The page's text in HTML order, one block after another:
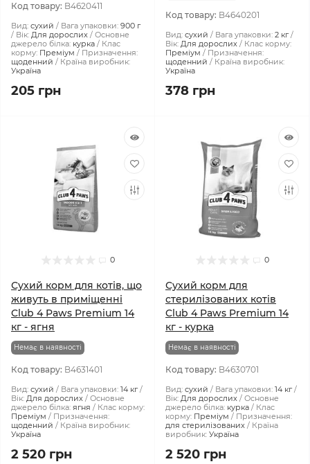
Код товару: B4620411
Вид: сухий Вага упаковки: 900 г
Вік: Для дорослих
Основне
джерело білка: курка
Клас
корму: Преміум
Призначення:
щоденний
Країна виробник:
Україна
205 грн
Код товару: B4640201
Вид: сухий Вага упаковки: 2 кг
Вік: Для дорослих
Клас корму:
Преміум
Призначення:
щоденний
Країна виробник:
Україна
378 грн
0
Сухий корм для котів, що
живуть в приміщенні
Club 4 Paws Premium 14
кг - ягня
Немає в наявності
Код товару: B4631401
Вид: сухий Вага упаковки: 14 кг
Вік: Для дорослих
Основне
джерело білка: ягня
Клас корму:
Преміум
Призначення:
щоденний
Країна виробник:
Україна
2 520 грн
0
Сухий корм для
стерилізованих котів
Club 4 Paws Premium 14
кг - курка
Немає в наявності
Код товару: B4630701
Вид: сухий Вага упаковки: 14 кг
Вік: Для дорослих
Основне
джерело білка: курка
Клас
корму: Преміум
Призначення:
для стерилізованих
Країна
виробник: Україна
2 520 грн